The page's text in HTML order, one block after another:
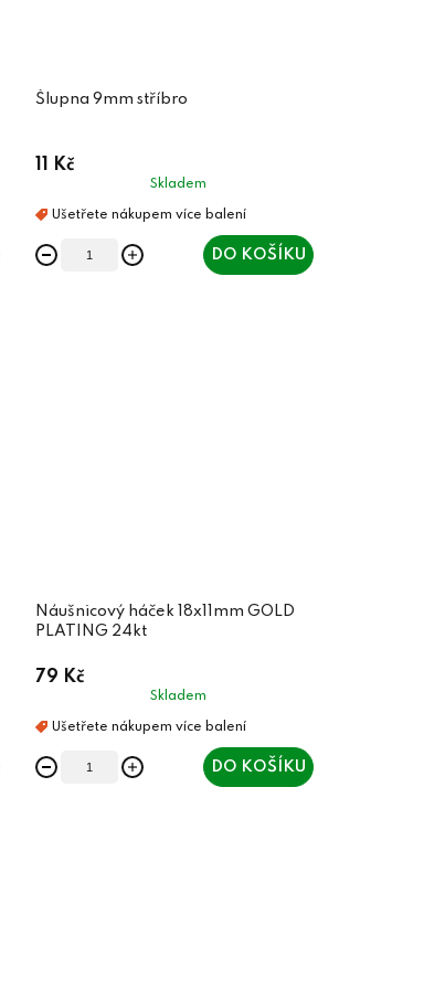
Šlupna 9mm stříbro
11 Kč
Skladem
DO KOŠÍKU
Náušnicový háček 18x11mm GOLD
PLATING 24kt
79 Kč
Skladem
DO KOŠÍKU